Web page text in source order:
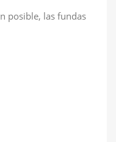
posible, las fundas